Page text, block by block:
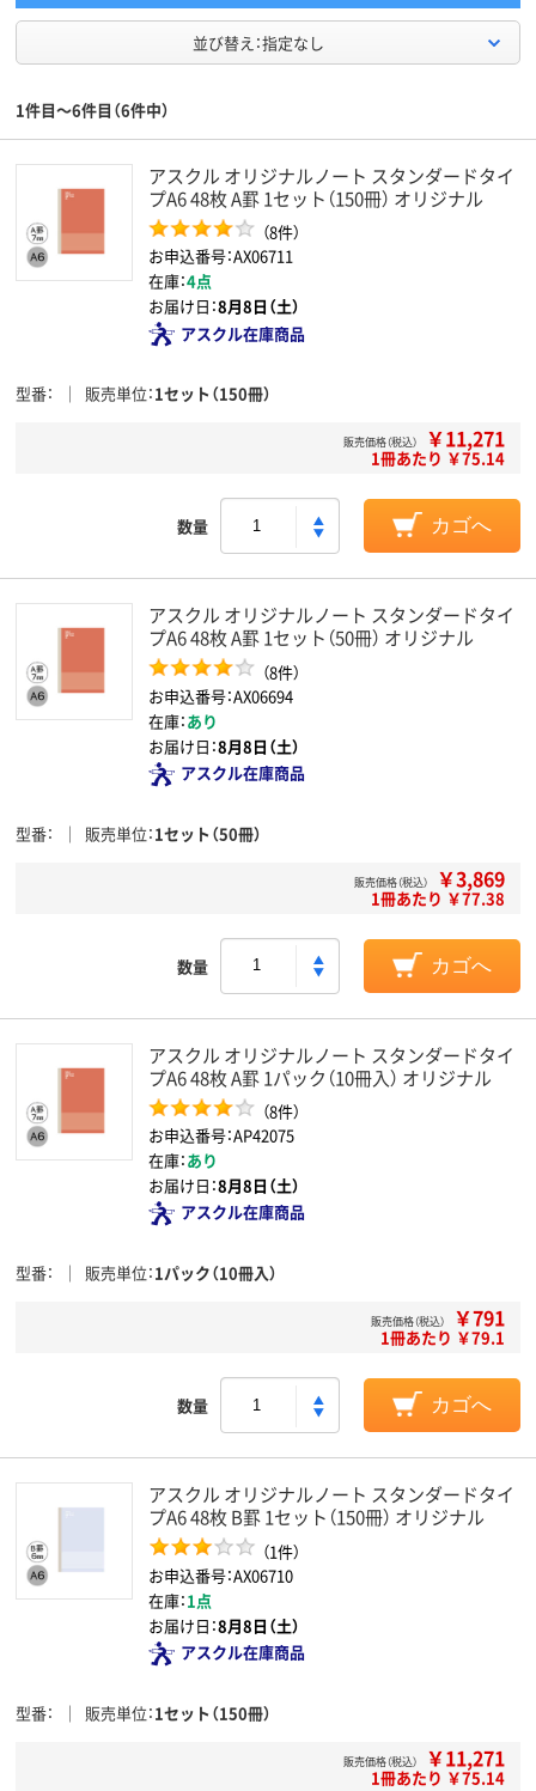
並び替え：指定なし
1件目～6件目（6件中）
アスクル オリジナルノート スタンダードタイ
プA6 48枚 A罫 1セット（150冊） オリジナル
（8件）
お申込番号：AX06711
在庫：4点
お届け日：8月8日（土）
アスクル在庫商品
型番 販売単位 1セット（150冊）
販売価格（税込） ￥11,271
1冊あたり ￥75.14
数量 カゴへ
アスクル オリジナルノート スタンダードタイ
プA6 48枚 A罫 1セット（50冊） オリジナル
（8件）
お申込番号：AX06694
在庫：あり
お届け日：8月8日（土）
アスクル在庫商品
型番 販売単位 1セット（50冊）
販売価格（税込） ￥3,869
1冊あたり ￥77.38
数量 カゴへ
アスクル オリジナルノート スタンダードタイ
プA6 48枚 A罫 1パック（10冊入） オリジナル
（8件）
お申込番号：AP42075
在庫：あり
お届け日：8月8日（土）
アスクル在庫商品
型番 販売単位 1パック（10冊入）
販売価格（税込） ￥791
1冊あたり ￥79.1
数量 カゴへ
アスクル オリジナルノート スタンダードタイ
プA6 48枚 B罫 1セット（150冊） オリジナル
（1件）
お申込番号：AX06710
在庫：1点
お届け日：8月8日（土）
アスクル在庫商品
型番 販売単位 1セット（150冊）
販売価格（税込） ￥11,271
1冊あたり ￥75.14